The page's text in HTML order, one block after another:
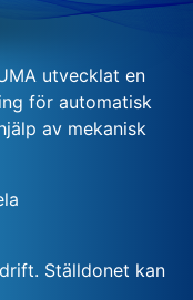
utvecklat en
för automatisk
av mekanisk
Ställdonet kan